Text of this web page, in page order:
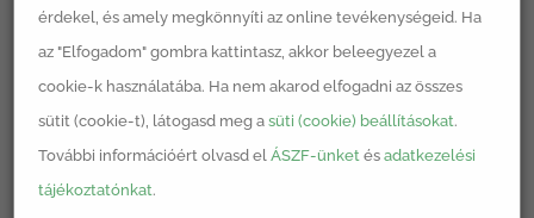
érdekel, és amely megkönnyíti az online tevékenységeid. Ha
az "Elfogadom" gombra kattintasz, akkor beleegyezel a
cookie-k használatába. Ha nem akarod elfogadni az összes
sütit (cookie-t), látogasd meg asüti (cookie) beállításokat.
További információért olvasd elÁSZF-ünket ésadatkezelési
tájékoztatónkat.